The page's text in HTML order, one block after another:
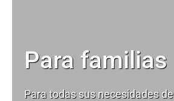
Para familias
Para todas sus necesidades de